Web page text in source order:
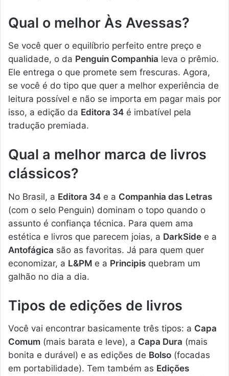
Qual o melhor Às Avessas?
Se você quer o equilíbrio perfeito entre preço e
qualidade, o da Penguin Companhia leva o prêmio.
Ele entrega o que promete sem frescuras. Agora,
se você é do tipo que quer a melhor experiência de
leitura possível e não se importa em pagar mais por
isso, a edição da Editora 34 é imbatível pela
tradução premiada.
Qual a melhor marca de livros
clássicos?
No Brasil, a Editora 34 e a Companhia das Letras
(com o selo Penguin) dominam o topo quando o
assunto é confiança técnica. Para quem ama
estética e livros que parecem joias, a DarkSide e a
Antofágica são as favoritas. Já para quem quer
economizar, a L&PM e a Principis quebram um
galhão no dia a dia.
Tipos de edições de livros
Você vai encontrar basicamente três tipos: a Capa
Comum (mais barata e leve), a Capa Dura (mais
bonita e durável) e as edições de Bolso (focadas
em portabilidade). Tem também as Edições